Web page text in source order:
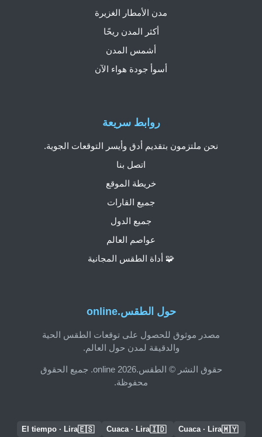
حول الطقس.online
مصدر موثوق للحصول على توقعات الطقس الحية
والدقيقة لمدن حول العالم.
حقوق النشر © الطقس.online 2026. جميع الحقوق
محفوظة.
روابط سريعة
نحن ملتزمون بتقديم أدق وأيسر التوقعات الجوية.
اتصل بنا
خريطة الموقع
جميع القارات
جميع الدول
عواصم العالم
🧩 أداة الطقس المجانية
مدن الأمطار الغزيرة
أكثر المدن ريحًا
أشمس المدن
أسوأ جودة هواء الآن
🇲🇾
Cuaca · Lira
🇮🇩
Cuaca · Lira
🇪🇸
El tiempo · Lira